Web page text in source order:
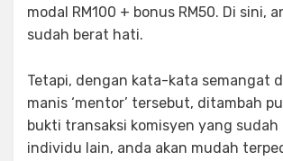
modal RM100 + bonus RM50. Di sini,
sudah berat hati.
Tetapi, dengan kata-kata semangat
manis ‘mentor’ tersebut, ditambah
bukti transaksi komisyen yang
individu lain, anda akan mudah